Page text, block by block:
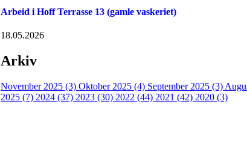
Arbeid i Hoff Terrasse 13 (gamle vaskeriet)
18.05.2026
Arkiv
November 2025 (3) Oktober 2025 (4) September 2025 (3)
2025 (7) 2024 (37) 2023 (30) 2022 (44) 2021 (42) 2020 (3)